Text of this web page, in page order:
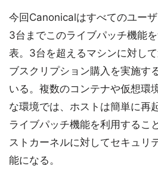
今回Canonicalはすべてのユー
3台までこのライブパッチ機能
表。3台を超えるマシンに対し
ブスクリプション購入を実施す
いる。複数のコンテナや仮想環
な環境では、ホストは簡単に再
ライブパッチ機能を利用するこ
ストカーネルに対してセキュリ
能になる。